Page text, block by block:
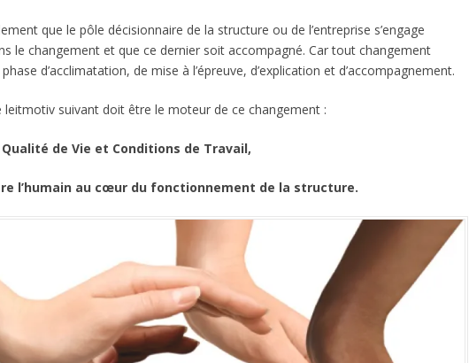
que le pôle décisionnaire de la structure ou de l’entreprise s’engage
le changement et que ce dernier soit accompagné. Car tout changement
d’acclimatation, de mise à l’épreuve, d’explication et d’accompagnement.
leitmotiv suivant doit être le moteur de ce changement :
de Vie et Conditions de Travail,
l’humain au cœur du fonctionnement de la structure.